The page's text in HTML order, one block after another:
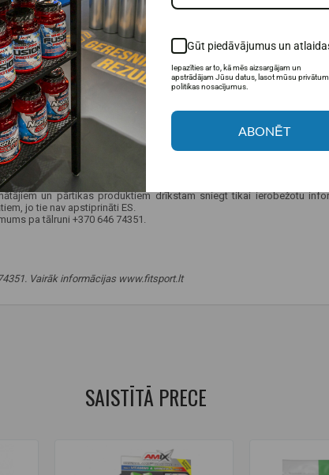
un pārtikas produktiem drīkstam sniegt tikai ierobežotu
jo ​​tie nav apstiprināti ES.
pa tālruni +370 646 74351.
Vairāk informācijas www.fitsport.lt
SAISTĪTĀ PRECE
Gūt piedāvājumus un
Iepazīties ar to, kā mēs aizsargājam un
apstrādājam Jūsu datus, lasot mūsu
politikas nosacījumus.
ABONĒT